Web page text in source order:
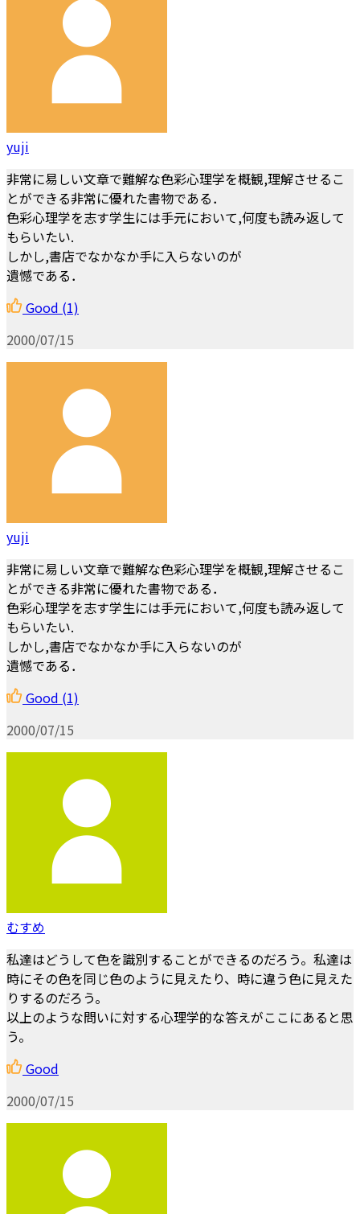
yuji
非常に易しい文章で難解な色彩心理学を概観,理解させるこ
とができる非常に優れた書物である．
色彩心理学を志す学生には手元において,何度も読み返して
もらいたい.
しかし,書店でなかなか手に入らないのが
遺憾である．
Good (1)
2000/07/15
yuji
非常に易しい文章で難解な色彩心理学を概観,理解させるこ
とができる非常に優れた書物である．
色彩心理学を志す学生には手元において,何度も読み返して
もらいたい.
しかし,書店でなかなか手に入らないのが
遺憾である．
Good (1)
2000/07/15
むすめ
私達はどうして色を識別することができるのだろう。私達は
時にその色を同じ色のように見えたり、時に違う色に見えた
りするのだろう。
以上のような問いに対する心理学的な答えがここにあると思
う。
Good
2000/07/15